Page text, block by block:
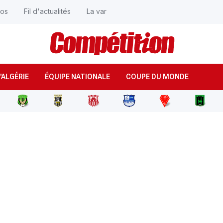
ÉQUIPE NATIONALE COUPE DU MONDE
Fil d'actualités La var